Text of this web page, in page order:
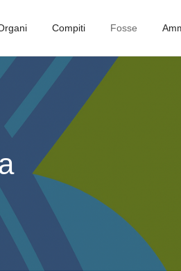
Compiti Fosse